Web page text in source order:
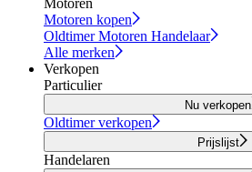
Motoren
Motoren kopen
Oldtimer Motoren Handelaar
Alle merken
Verkopen
Particulier
Nu verkopen
Oldtimer verkopen
Prijslijst
Handelaren